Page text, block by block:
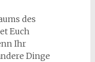
des
Euch
Ihr
Dinge